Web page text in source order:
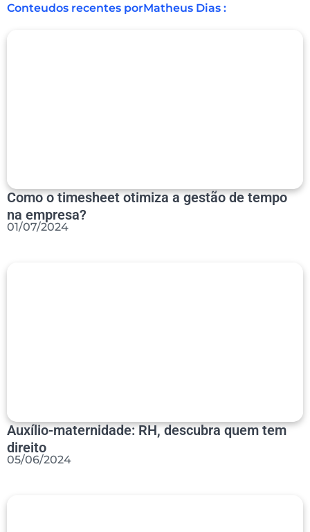
Conteudos recentes porMatheus Dias :
Como o timesheet otimiza a gestão de tempo
na empresa?
01/07/2024
Auxílio-maternidade: RH, descubra quem tem
direito
05/06/2024